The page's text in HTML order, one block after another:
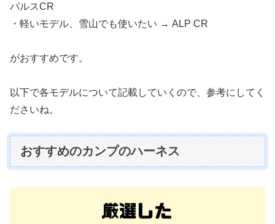
パルスCR
・軽いモデル、雪山でも使いたい → ALP CR
がおすすめです。
以下で各モデルについて記載していくので、参考にしてく
ださいね。
おすすめのカンプのハーネス